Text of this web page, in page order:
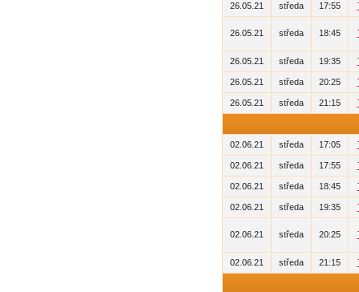
26.05.21 středa 17:55
26.05.21 středa 18:45
26.05.21 středa 19:35
26.05.21 středa 20:25
26.05.21 středa 21:15
02.06.21 středa 17:05
02.06.21 středa 17:55
02.06.21 středa 18:45
02.06.21 středa 19:35
02.06.21 středa 20:25
02.06.21 středa 21:15